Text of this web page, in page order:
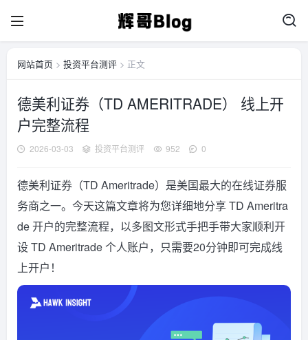
网站首页 > 投资平台测评 > 正文
德美利证券（TD AMERITRADE） 线上开
户完整流程
2026-03-03 投资平台测评 952 0
德美利证券（TD Ameritrade）是美国最大的在线证券服
务商之一。今天这篇文章将为您详细地分享 TD Ameritra
de 开户的完整流程，以多图文形式手把手带大家顺利开
设 TD Ameritrade 个人账户，只需要20分钟即可完成线
上开户！